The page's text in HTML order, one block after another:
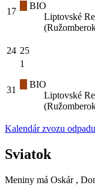
17
BIO
Liptovské
24 25
31
1
BIO
Liptovské
Kalendár zvozu odpadu
Sviatok
Meniny má Oskár ,